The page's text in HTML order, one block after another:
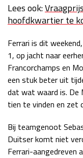
Kwalificatie
Race
Race
Lees ook:
hoofdkwartier te
Ferrari is dit
1, op jacht naar
Francorchamps en
een stuk beter uit
dat wat waard is. De
tien te vinden en zet
Bij teamgenoot
Duitser komt niet
Ferrari-aangedreven